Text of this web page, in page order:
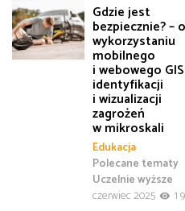
Gdzie jest
bezpiecznie? – o
wykorzystaniu
mobilnego
i webowego
identyfikacji
i wizualizacji
zagrożeń
w mikroskali
Edukacja
Polecane tematy
Uczelnie wyższe
czerwiec 2025
1